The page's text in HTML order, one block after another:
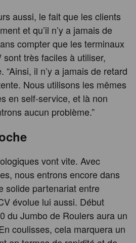
aussi, le fait que les clients
et qu’il n’y a jamais de
compter que les terminaux
très faciles à utiliser,
il n’y a jamais de retard
Nous utilisons les mêmes
en self-service, et là non
aucun problème.”
vont vite. Avec
nous entrons encore dans
solide partenariat entre
évolue lui aussi. Début
du Jumbo de Roulers aura un
coulisses, cela marquera un